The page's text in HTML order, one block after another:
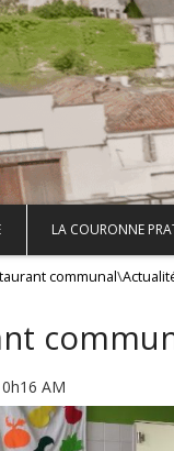
LA COURONNE
communal\
AM